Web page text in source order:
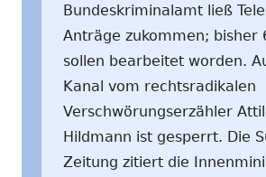
Bundeskriminalamt ließ
Anträge zukommen; bisher
sollen bearbeitet worden.
Kanal vom rechtsradikalen
Verschwörungserzähler
Hildmann ist gesperrt. Die
Zeitung zitiert die